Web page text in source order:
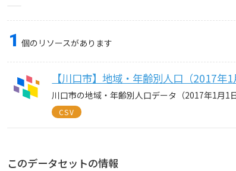
1 個のリソースがあります
【川口市】地域・年齢別人口（2017年1
川口市の地域・年齢別人口データ（2017年1月1
CSV
このデータセットの情報